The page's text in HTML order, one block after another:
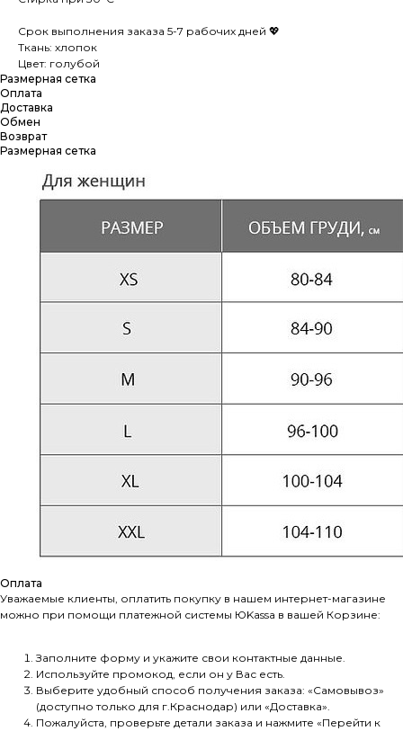
Срок выполнения заказа 5-7 рабочих дней 💖
Ткань: хлопок
Цвет: голубой
Размерная сетка
Оплата
Доставка
Обмен
Возврат
Размерная сетка
Оплата
Уважаемые клиенты, оплатить покупку в нашем интернет-магазине
можно при помощи платежной системы ЮKassа в вашей Корзине:
Заполните форму и укажите свои контактные данные.
Используйте промокод, если он у Вас есть.
Выберите удобный способ получения заказа: «Самовывоз»
(доступно только для г.Краснодар) или «Доставка».
Пожалуйста, проверьте детали заказа и нажмите «Перейти к